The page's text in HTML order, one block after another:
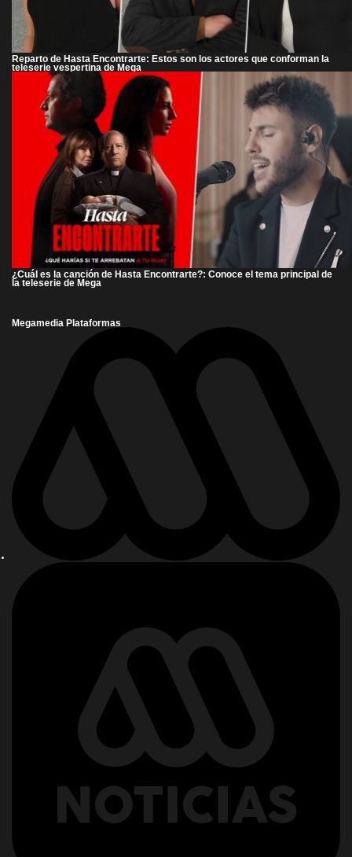
Reparto de Hasta Encontrarte: Estos son los actores que conforman la
teleserie vespertina de Mega
¿Cuál es la canción de Hasta Encontrarte?: Conoce el tema principal de
la teleserie de Mega
Megamedia Plataformas